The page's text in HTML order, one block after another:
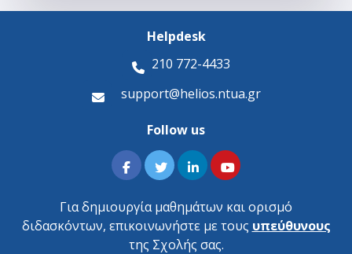
Helpdesk
210 772-4433
support@helios.ntua.gr
Follow us
Για δημιουργία μαθημάτων και ορισμό
διδασκόντων, επικοινωνήστε με τους υπεύθυνους
της Σχολής σας.